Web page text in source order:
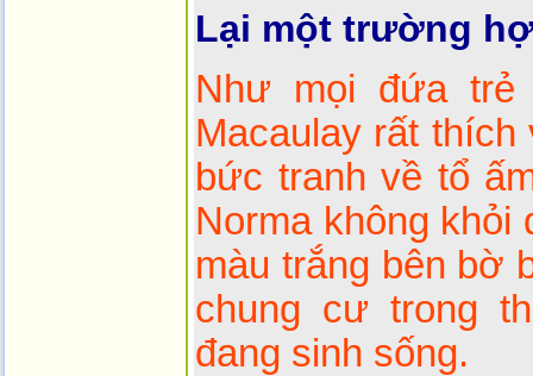
Lại một trường
Như mọi đứa trẻ
Macaulay rất
bức tranh về tổ
Norma không khỏi
màu trắng bên bờ
chung cư trong
đang sinh sống.